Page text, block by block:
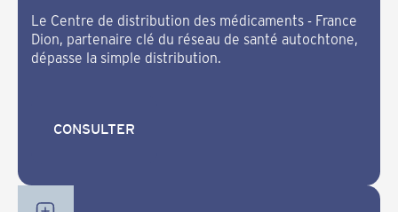
Le Centre de distribution des médicaments - France
Dion, partenaire clé du réseau de santé autochtone,
dépasse la simple distribution.
CONSULTER
CONSULTER